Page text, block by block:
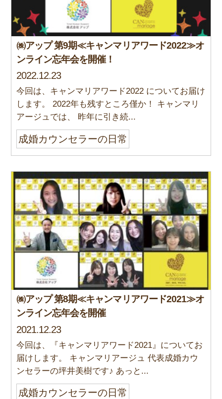
㈱アップ 第9期≪キャンマリアワード2022≫オ
ンライン忘年会を開催！
2022.12.23
今回は、キャンマリアワード2022 についてお届け
します。 2022年も残すところ僅か！ キャンマリ
アージュでは、 昨年に引き続...
成婚カウンセラーの日常
㈱アップ 第8期≪キャンマリアワード2021≫オ
ンライン忘年会を開催
2021.12.23
今回は、『キャンマリアワード2021』についてお
届けします。 キャンマリアージュ 代表成婚カウ
ンセラーの坪井美樹です♪ あっと...
成婚カウンセラーの日常